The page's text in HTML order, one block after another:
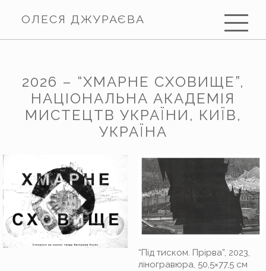
ОЛЕСЯ ДЖУРАЄВА
2026 – “ХМАРНЕ СХОВИЩЕ”,
НАЦІОНАЛЬНА АКАДЕМІЯ
МИСТЕЦТВ УКРАЇНИ, КИЇВ,
УКРАЇНА
“Під тиском. Прірва”, 2023,
ліногравюра, 50,5×77,5 cм